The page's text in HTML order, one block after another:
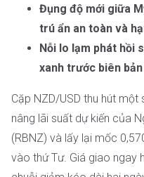
Đụng độ mới giữa
trú ẩn an toàn và
Nỗi lo lạm phát hồi
xanh trước biên bản
Cặp NZD/USD thu hút
nâng lãi suất dự kiến của
(RBNZ) và lấy lại mốc
vào thứ Tư. Giá giao ngay